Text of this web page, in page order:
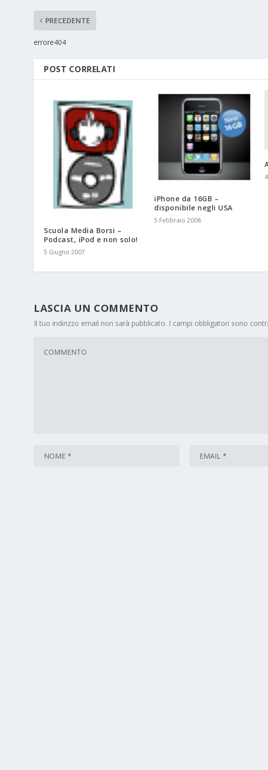
PRECEDENTE
errore404
POST CORRELATI
Scuola Media Borsi –
Podcast, iPod e non solo!
5 Giugno 2007
iPhone da 16GB –
disponibile negli USA
5 Febbraio 2008
LASCIA UN COMMENTO
Il tuo indirizzo email non sarà pubblicato. I campi obbligatori sono